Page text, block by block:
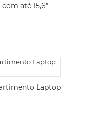
até 15,6”
Laptop